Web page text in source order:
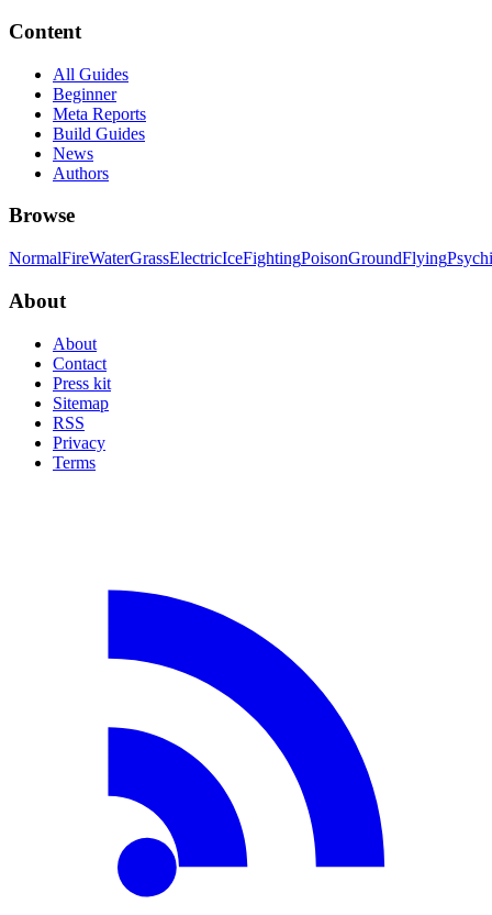
Content
All Guides
Beginner
Meta Reports
Build Guides
News
Authors
Browse
NormalFireWaterGrassElectricIceFightingPoisonGroundFlying
About
About
Contact
Press kit
Sitemap
RSS
Privacy
Terms